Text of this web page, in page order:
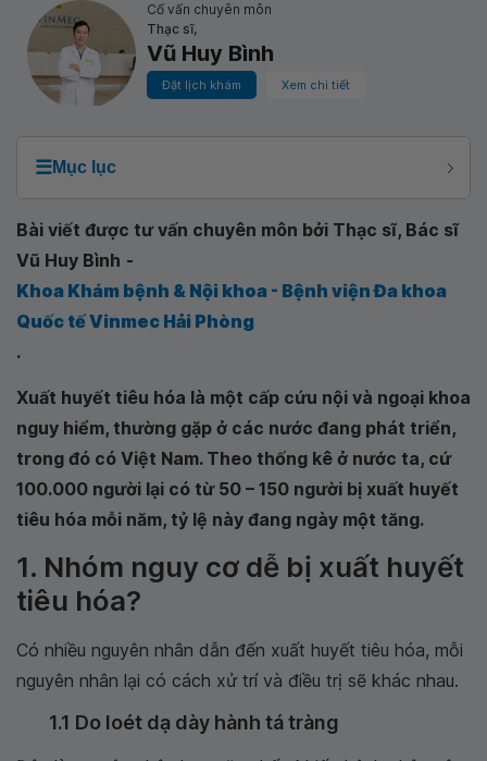
Cố vấn chuyên môn
Thạc sĩ,
Vũ Huy Bình
Đặt lịch khám Xem chi tiết
☰Mục lục
Bài viết được tư vấn chuyên môn bởi Thạc sĩ, Bác sĩ
Vũ Huy Bình -
Khoa Khám bệnh & Nội khoa - Bệnh viện Đa khoa
Quốc tế Vinmec Hải Phòng
.
Xuất huyết tiêu hóa là một cấp cứu nội và ngoại khoa
nguy hiểm, thường gặp ở các nước đang phát triển,
trong đó có Việt Nam. Theo thống kê ở nước ta, cứ
100.000 người lại có từ 50 – 150 người bị xuất huyết
tiêu hóa mỗi năm, tỷ lệ này đang ngày một tăng.
1. Nhóm nguy cơ dễ bị xuất huyết
tiêu hóa?
Có nhiều nguyên nhân dẫn đến xuất huyết tiêu hóa, mỗi
nguyên nhân lại có cách xử trí và điều trị sẽ khác nhau.
1.1 Do loét dạ dày hành tá tràng